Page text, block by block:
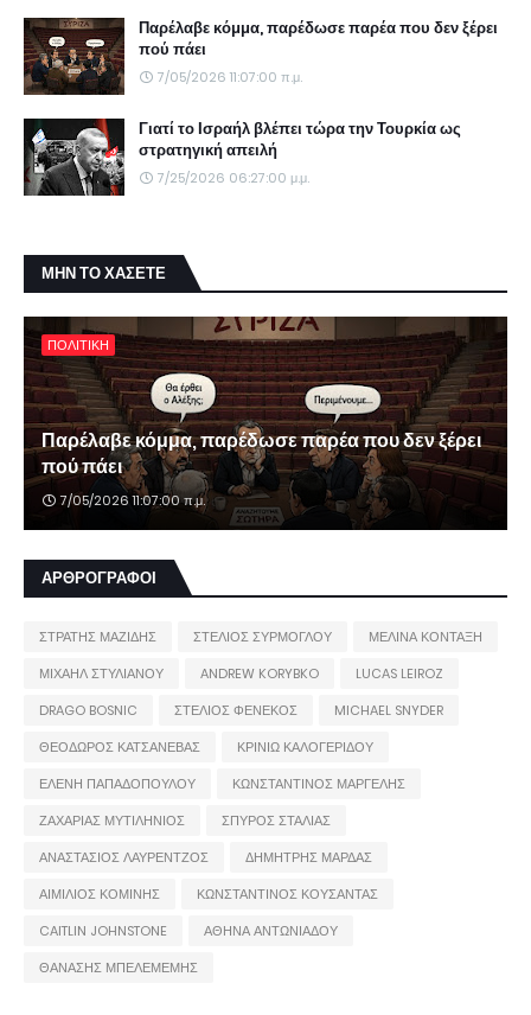
Παρέλαβε κόμμα, παρέδωσε παρέα που δεν ξέρει
πού πάει
7/05/2026 11:07:00 π.μ.
Γιατί το Ισραήλ βλέπει τώρα την Τουρκία ως
στρατηγική απειλή
7/25/2026 06:27:00 μ.μ.
ΜΗΝ ΤΟ ΧΑΣΕΤΕ
ΠΟΛΙΤΙΚΗ
Παρέλαβε κόμμα, παρέδωσε παρέα που δεν ξέρει
πού πάει
7/05/2026 11:07:00 π.μ.
ΑΡΘΡΟΓΡΑΦΟΙ
ΣΤΡΑΤΗΣ ΜΑΖΙΔΗΣ ΣΤΕΛΙΟΣ ΣΥΡΜΟΓΛΟΥ
ΜΕΛΙΝΑ ΚΟΝΤΑΞΗ
ΜΙΧΑΗΛ ΣΤΥΛΙΑΝΟΥ
ANDREW KORYBKO
LUCAS LEIROZ
DRAGO BOSNIC
ΣΤΕΛΙΟΣ ΦΕΝΕΚΟΣ
MICHAEL SNYDER
ΘΕΟΔΩΡΟΣ ΚΑΤΣΑΝΕΒΑΣ
ΚΡΙΝΙΩ ΚΑΛΟΓΕΡΙΔΟΥ
ΕΛΕΝΗ ΠΑΠΑΔΟΠΟΥΛΟΥ
ΚΩΝΣΤΑΝΤΙΝΟΣ ΜΑΡΓΕΛΗΣ
ΖΑΧΑΡΙΑΣ ΜΥΤΙΛΗΝΙΟΣ
ΣΠΥΡΟΣ ΣΤΑΛΙΑΣ
ΑΝΑΣΤΑΣΙΟΣ ΛΑΥΡΕΝΤΖΟΣ
ΔΗΜΗΤΡΗΣ ΜΑΡΔΑΣ
ΑΙΜΙΛΙΟΣ ΚΟΜΙΝΗΣ
ΚΩΝΣΤΑΝΤΙΝΟΣ ΚΟΥΣΑΝΤΑΣ
CAITLIN JOHNSTONE
ΑΘΗΝΑ ΑΝΤΩΝΙΑΔΟΥ
ΘΑΝΑΣΗΣ ΜΠΕΛΕΜΕΜΗΣ